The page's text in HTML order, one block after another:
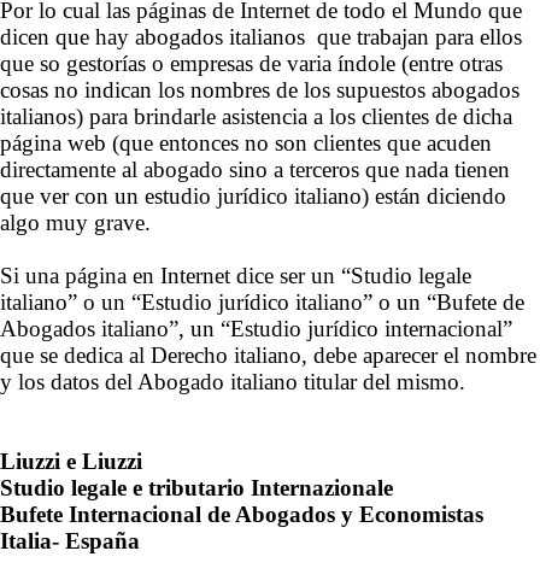
Por lo cual las páginas de Internet de todo el Mundo que
dicen que hay abogados italianos que trabajan para ellos
que so gestorías o empresas de varia índole (entre otras
cosas no indican los nombres de los supuestos abogados
italianos) para brindarle asistencia a los clientes de dicha
página web (que entonces no son clientes que acuden
directamente al abogado sino a terceros que nada tienen
que ver con un estudio jurídico italiano) están diciendo
algo muy grave.
Si una página en Internet dice ser un “Studio legale
italiano” o un “Estudio jurídico italiano” o un “Bufete de
Abogados italiano”, un “Estudio jurídico internacional”
que se dedica al Derecho italiano, debe aparecer el nombre
y los datos del Abogado italiano titular del mismo.
Liuzzi e Liuzzi
Studio legale e tributario Internazionale
Bufete Internacional de Abogados y Economistas
Italia- España